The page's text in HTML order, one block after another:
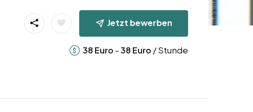
Jetzt bewerben
38 Euro -38 Euro / Stunde